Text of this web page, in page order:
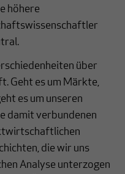
höhere
über
Geht es um Märkte,
es um unseren
damit verbundenen
die wir uns
Analyse unterzogen